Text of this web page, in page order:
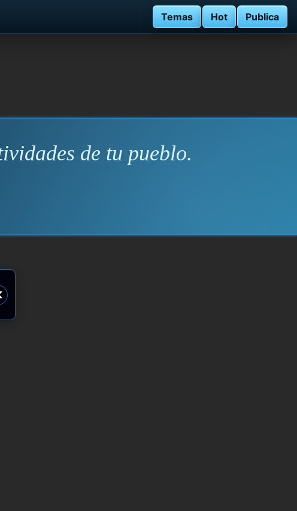
Temas Hot Publica
de tu pueblo.